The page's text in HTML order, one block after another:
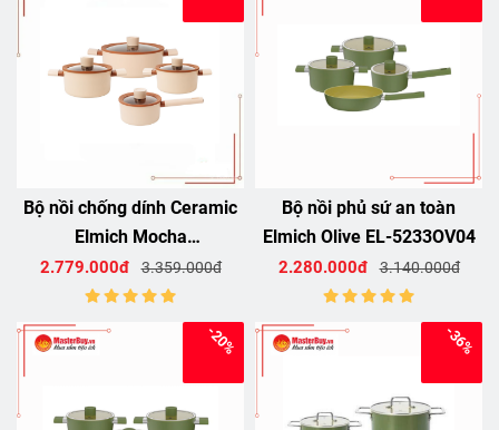
Bộ nồi chống dính Ceramic
Elmich Mocha
EL5243MC04
2.779.000đ 3.359.000đ
Bộ nồi phủ sứ an toàn
Elmich Olive EL-5233OV04
2.280.000đ 3.140.000đ
-20% -36%